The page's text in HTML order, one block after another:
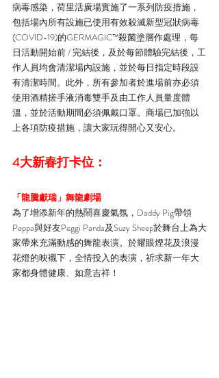
病毒感染，荷里活廣場實施了一系列防疫措施，
包括場內所有設施已使用有效殺滅新型冠狀病毒
(COVID-19)的GERMAGIC™殺菌塗層作處理，每
日活動開始前 / 完結後，及於每節體驗完結後，工
作人員均會清潔場內設施，並於每日指定時段設
有清潔時間。此外，所有參加者於進場前亦必須
使用酒精搓手液消毒雙手及由工作人員量度體
溫，並於活動期間必須佩戴口罩。商場已加強以
上各項防疫措施，讓大家玩得開心又安心。
4大新春打卡位：
「龍騰獻瑞」舞龍劇場
為了增添新年的熱鬧喜慶氣氛，Daddy Pig帶領
Peppa與好友Peggi Panda及Suzy Sheep於舞台上為大
家帶來充滿動感的舞龍表演。於耀眼煙花及浪漫
花燈的映襯下，全情投入的表演，祈求新一年大
家都身體健康、如意吉祥！